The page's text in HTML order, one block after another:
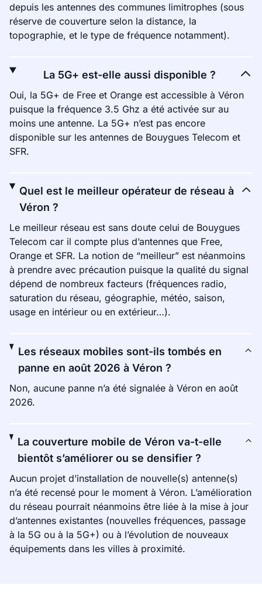
depuis les antennes des communes limitrophes (sous
réserve de couverture selon la distance, la
topographie, et le type de fréquence notamment).
La 5G+ est-elle aussi disponible ?
Oui, la 5G+ de Free et Orange est accessible à Véron
puisque la fréquence 3.5 Ghz a été activée sur au
moins une antenne. La 5G+ n’est pas encore
disponible sur les antennes de Bouygues Telecom et
SFR.
Quel est le meilleur opérateur de réseau à
Véron ?
Le meilleur réseau est sans doute celui de Bouygues
Telecom car il compte plus d’antennes que Free,
Orange et SFR. La notion de “meilleur” est néanmoins
à prendre avec précaution puisque la qualité du signal
dépend de nombreux facteurs (fréquences radio,
saturation du réseau, géographie, météo, saison,
usage en intérieur ou en extérieur…).
Les réseaux mobiles sont-ils tombés en
panne en août 2026 à Véron ?
Non, aucune panne n’a été signalée à Véron en août
2026.
La couverture mobile de Véron va-t-elle
bientôt s’améliorer ou se densifier ?
Aucun projet d’installation de nouvelle(s) antenne(s)
n’a été recensé pour le moment à Véron. L’amélioration
du réseau pourrait néanmoins être liée à la mise à jour
d’antennes existantes (nouvelles fréquences, passage
à la 5G ou à la 5G+) ou à l’évolution de nouveaux
équipements dans les villes à proximité.